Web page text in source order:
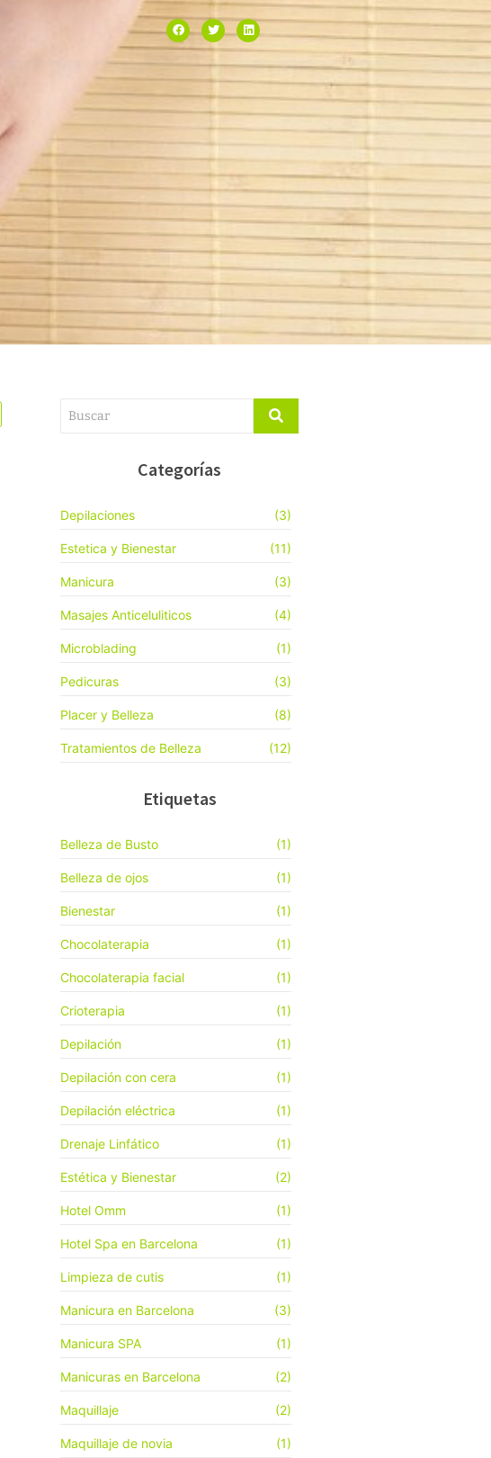
Categorías
Depilaciones (3)
Estetica y Bienestar (11)
Manicura (3)
Masajes Anticeluliticos (4)
Microblading (1)
Pedicuras (3)
Placer y Belleza (8)
Tratamientos de Belleza (12)
Etiquetas
Belleza de Busto (1)
Belleza de ojos (1)
Bienestar (1)
Chocolaterapia (1)
Chocolaterapia facial (1)
Crioterapia (1)
Depilación (1)
Depilación con cera (1)
Depilación eléctrica (1)
Drenaje Linfático (1)
Estética y Bienestar (2)
Hotel Omm (1)
Hotel Spa en Barcelona (1)
Limpieza de cutis (1)
Manicura en Barcelona (3)
Manicura SPA (1)
Manicuras en Barcelona (2)
Maquillaje (2)
Maquillaje de novia (1)